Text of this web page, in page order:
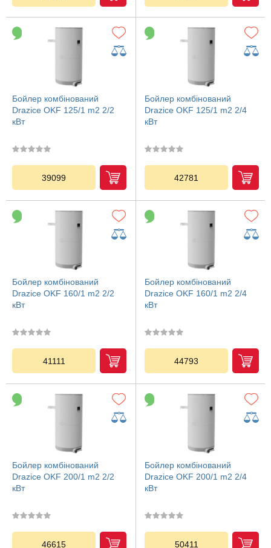
Бойлер комбінований
Drazice OKF 125/1 m2 2/2
кВт
39099
Бойлер комбінований
Drazice OKF 125/1 m2 2/4
кВт
42781
Бойлер комбінований
Drazice OKF 160/1 m2 2/2
кВт
41111
Бойлер комбінований
Drazice OKF 160/1 m2 2/4
кВт
44793
Бойлер комбінований
Drazice OKF 200/1 m2 2/2
кВт
46615
Бойлер комбінований
Drazice OKF 200/1 m2 2/4
кВт
50411